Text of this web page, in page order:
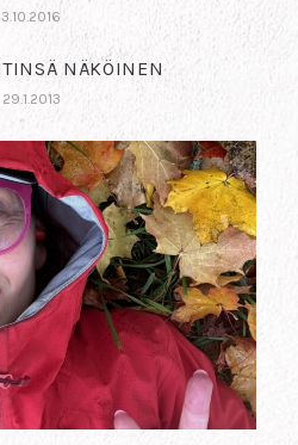
3.10.2016
NÄKÖINEN
29.1.2013